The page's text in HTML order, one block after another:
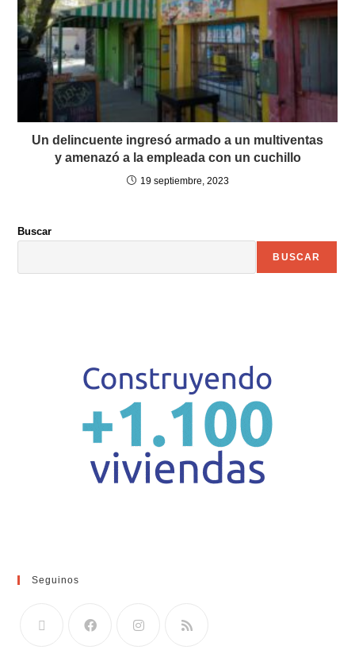
Un delincuente ingresó armado a un multiventas
y amenazó a la empleada con un cuchillo
19 septiembre, 2023
Buscar
BUSCAR
Seguinos